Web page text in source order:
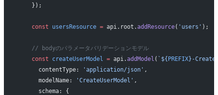
    });
    const
usersResource = api.root.addResource( 'users' );
    // bodyのパラメータバリデーションモデル
    const
createUserModel = api.addModel ( `${PREFIX}-
      contentType:
'application/json' ,
      modelName:
'CreateUserModel' ,
      schema: {